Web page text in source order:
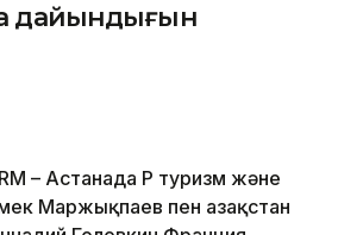
дайындығын
– Астанада ҚР туризм және
Маржықпаев пен Қазақстан